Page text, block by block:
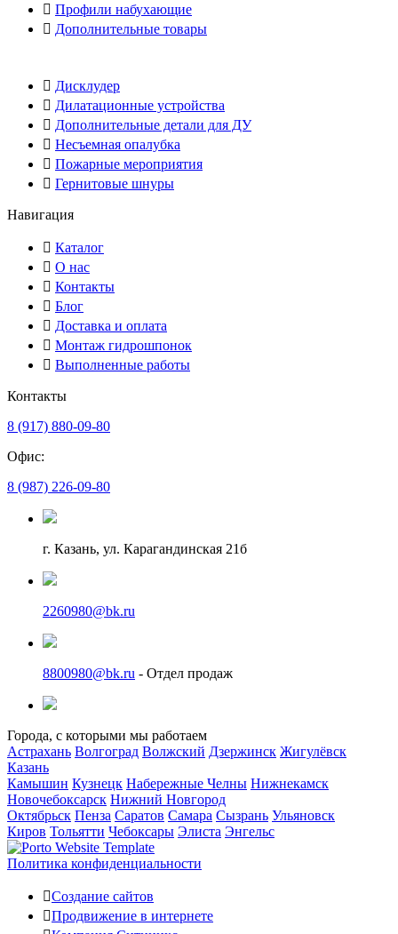
Профили набухающие
Дополнительные товары
Дисклудер
Дилатационные устройства
Дополнительные детали для ДУ
Несъемная опалубка
Пожарные мероприятия
Гернитовые шнуры
Навигация
Каталог
О нас
Контакты
Блог
Доставка и оплата
Монтаж гидрошпонок
Выполненные работы
Контакты
8 (917) 880-09-80
Офис:
8 (987) 226-09-80
г. Казань, ул. Карагандинская 21б
2260980@bk.ru
8800980@bk.ru - Отдел продаж
Города, с которыми мы работаем
Астрахань Волгоград Волжский Дзержинск Жигулёвск
Казань
Камышин Кузнецк Набережные Челны Нижнекамск
Новочебоксарск Нижний Новгород
Октябрьск Пенза Саратов Самара Сызрань Ульяновск
Киров Тольятти Чебоксары Элиста Энгельс
Политика конфиденциальности
Создание сайтов
Продвижение в интернете